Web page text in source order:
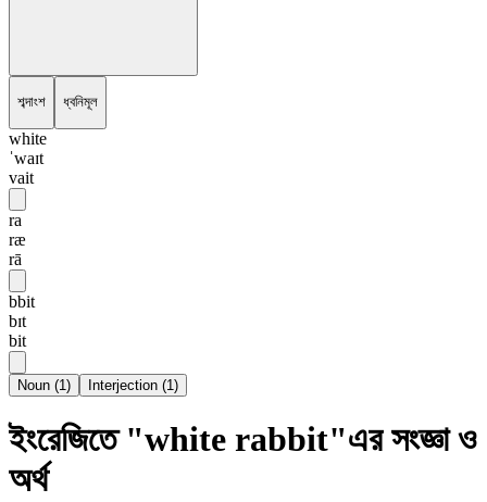
শব্দাংশ ধ্বনিমূল
white
ˈwaɪt
vait
ra
ræ
rā
bbit
bɪt
bit
Noun (1) Interjection (1)
ইংরেজিতে "white rabbit"এর সংজ্ঞা ও
অর্থ